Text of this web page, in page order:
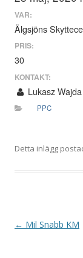
VAR:
Älgsjöns
PRIS:
30
KONTAKT:
Lukasz Wajda
PPC
Detta inlägg
I← Mil Snabb KM